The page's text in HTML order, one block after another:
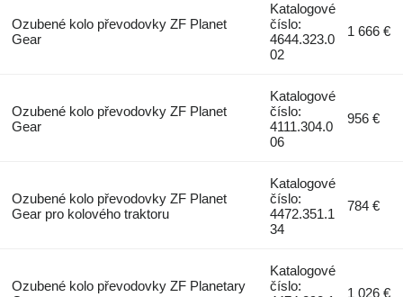
Ozubené kolo převodovky ZF Planet
Gear
Katalogové
číslo:
4644.323.0
02
1 666 €
Ozubené kolo převodovky ZF Planet
Gear
Katalogové
číslo:
4111.304.0
06
956 €
Ozubené kolo převodovky ZF Planet
Gear pro kolového traktoru
Katalogové
číslo:
4472.351.1
34
784 €
Ozubené kolo převodovky ZF Planetary
Katalogové
číslo:
1 026 €